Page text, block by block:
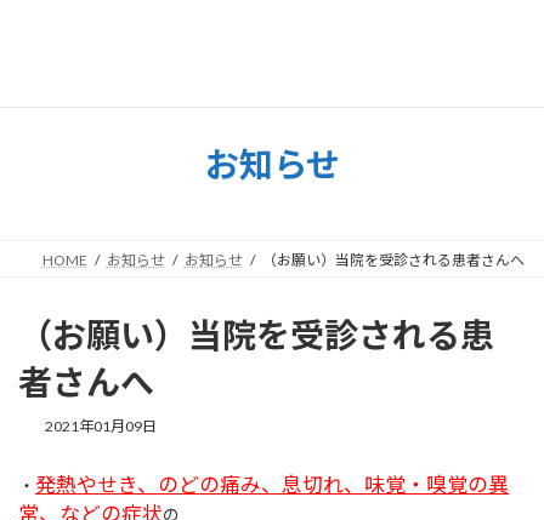
ツ
シ
お知らせ
HOME お知らせ お知らせ （お願い）当院を受診される患者さんへ
（お願い）当院を受診される患
者さんへ
2021年01月09日
・ 発熱やせき、のどの痛み、息切れ、味覚・嗅覚の異
常、などの症状の